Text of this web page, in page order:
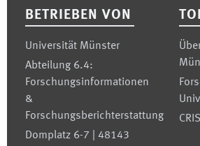
BETRIEBEN VON
Universität Münster
Abteilung 6.4:
Forschungsinformationen
&
Forschungsberichterstattung
Domplatz 6-7 | 48143